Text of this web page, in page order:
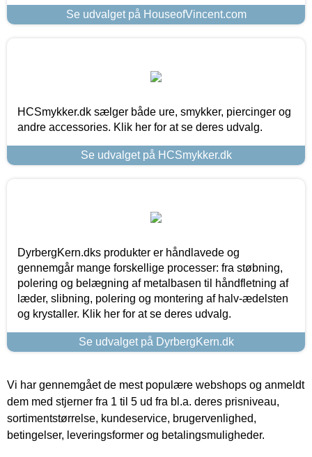
Se udvalget på HouseofVincent.com
HCSmykker.dk sælger både ure, smykker, piercinger og
andre accessories. Klik her for at se deres udvalg.
Se udvalget på HCSmykker.dk
DyrbergKern.dks produkter er håndlavede og
gennemgår mange forskellige processer: fra støbning,
polering og belægning af metalbasen til håndfletning af
læder, slibning, polering og montering af halv-ædelsten
og krystaller. Klik her for at se deres udvalg.
Se udvalget på DyrbergKern.dk
Vi har gennemgået de mest populære webshops og anmeldt
dem med stjerner fra 1 til 5 ud fra bl.a. deres prisniveau,
sortimentstørrelse, kundeservice, brugervenlighed,
betingelser, leveringsformer og betalingsmuligheder.